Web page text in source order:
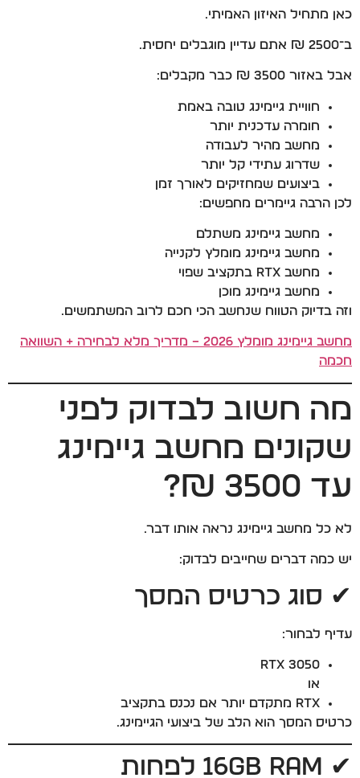
כאן מתחיל האיזון האמיתי.
ב־2500 ₪ אתם עדיין מוגבלים יחסית.
אבל באזור 3500 ₪ כבר מקבלים:
חוויית גיימינג טובה באמת
חומרה עדכנית יותר
מחשב מהיר לעבודה
שדרוג עתידי קל יותר
ביצועים שמחזיקים לאורך זמן
לכן הרבה גיימרים מחפשים:
מחשב גיימינג משתלם
מחשב גיימינג מומלץ לקנייה
מחשב RTX בתקציב שפוי
מחשב גיימינג מוכן
וזה בדיוק הטווח שנחשב הכי חכם לרוב המשתמשים.
מחשב גיימינג מומלץ 2026 – מדריך מלא לבחירה + השוואה
חכמה
מה חשוב לבדוק לפני
שקונים מחשב גיימינג
עד 3500 ₪?
לא כל מחשב גיימינג נראה אותו דבר.
יש כמה דברים שחייבים לבדוק:
✔ סוג כרטיס המסך
עדיף לבחור:
RTX 3050
או
RTX מתקדם יותר אם נכנס בתקציב
כרטיס המסך הוא הלב של ביצועי הגיימינג.
✔ 16GB RAM לפחות